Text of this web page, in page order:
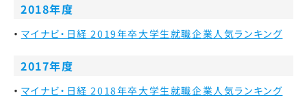
2018年度
マイナビ・日経 2019年卒大学生就職企業人気ランキング
2017年度
マイナビ・日経 2018年卒大学生就職企業人気ランキング